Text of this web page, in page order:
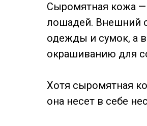
Сыромятная кожа
лошадей. Внешний
одежды и сумок, а
окрашиванию для
Хотя сыромятная
она несет в себе